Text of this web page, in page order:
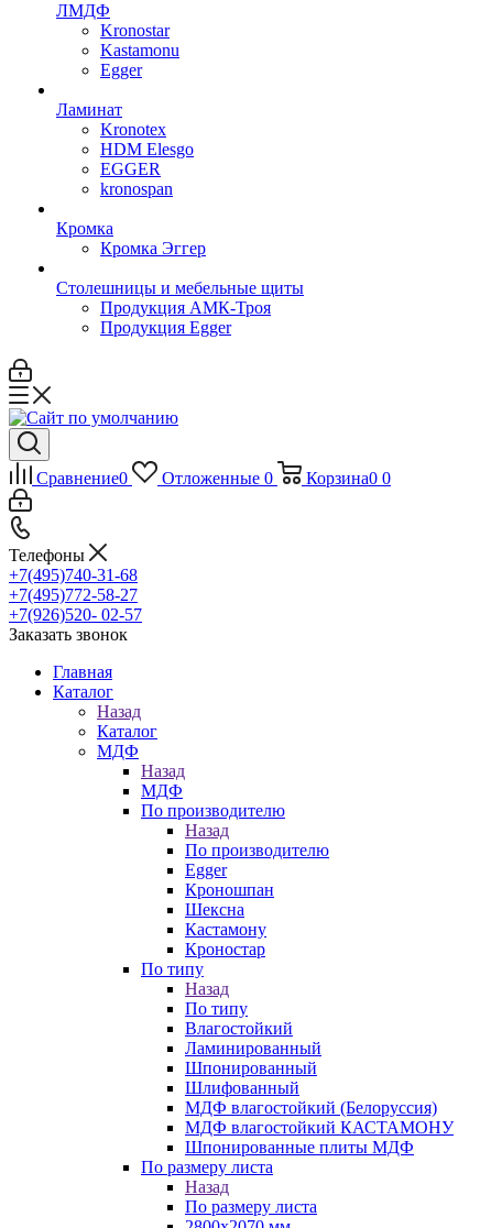
ЛМДФ
Kronostar
Kastamonu
Egger
Ламинат
Kronotex
HDM Elesgo
EGGER
kronospan
Кромка
Кромка Эггер
Столешницы и мебельные щиты
Продукция АМК-Троя
Продукция Egger
Сравнение0 Отложенные 0 Корзина0 0
Телефоны
+7(495)740-31-68
+7(495)772-58-27
+7(926)520- 02-57
Заказать звонок
Главная
Каталог
Назад
Каталог
МДФ
Назад
МДФ
По производителю
Назад
По производителю
Egger
Кроношпан
Шексна
Кастамону
Кроностар
По типу
Назад
По типу
Влагостойкий
Ламинированный
Шпонированный
Шлифованный
МДФ влагостойкий (Белоруссия)
МДФ влагостойкий КАСТАМОНУ
Шпонированные плиты МДФ
По размеру листа
Назад
По размеру листа